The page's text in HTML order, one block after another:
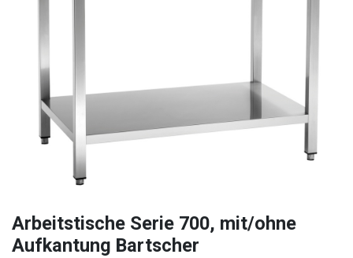
Arbeitstische Serie 700, mit/ohne
Aufkantung Bartscher